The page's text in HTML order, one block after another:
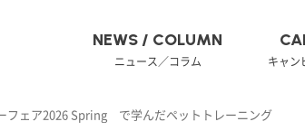
NEWS / COLUMN
ニュース／コラム キャン
フェア2026 Spring で学んだペットトレーニング